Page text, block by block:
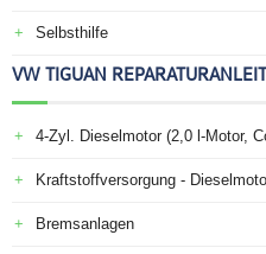
Selbsthilfe
VW TIGUAN
4-Zyl. Dieselmotor (2,0 l-Motor,
Kraftstoffversorgung -
Bremsanlagen